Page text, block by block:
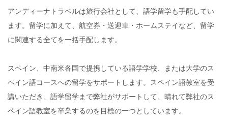
アンディーナトラベルは旅行会社として、語学留学も手配してい
ます。留学に加えて、航空券・送迎車・ホームステイなど、留学
に関連する全てを一括手配します。
スペイン、中南米各国で提携している語学学校、または大学のス
ペイン語コースへの留学をサポートします。スペイン語教室を受
講いただき、語学留学まで弊社がサポートして、晴れて弊社のス
ペイン語教室を卒業するのを目標の一つとしています。